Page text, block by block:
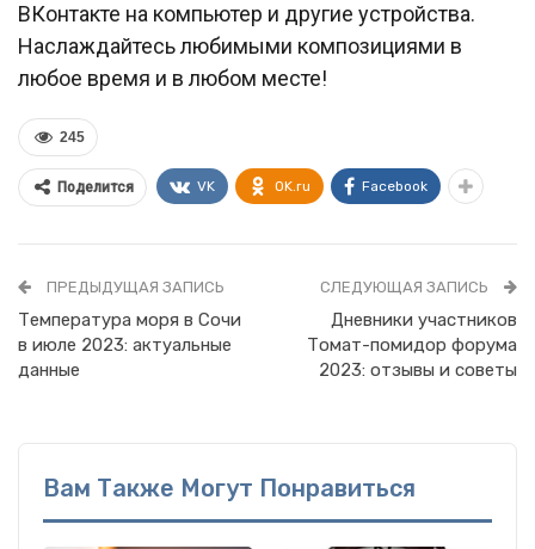
ВКонтакте на компьютер и другие устройства.
Наслаждайтесь любимыми композициями в
любое время и в любом месте!
245
Поделится VK OK.ru Facebook
ПРЕДЫДУЩАЯ ЗАПИСЬ
Температура моря в Сочи
в июле 2023: актуальные
данные
СЛЕДУЮЩАЯ ЗАПИСЬ
Дневники участников
Томат-помидор форума
2023: отзывы и советы
Вам Также Могут Понравиться